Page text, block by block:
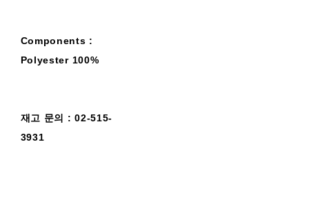
Components :
Polyester 100%
재고 문의 : 02-515-
3931